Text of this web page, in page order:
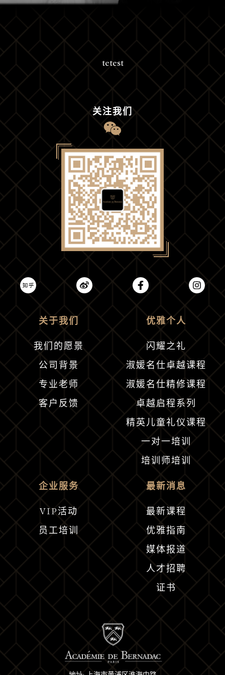
tetest
关注我们
关于我们
我们的愿景
公司背景
专业老师
客户反馈
优雅个人
闪耀之礼
淑媛名仕卓越课程
淑媛名仕精修课程
卓越启程系列
精英儿童礼仪课程
一对一培训
培训师培训
企业服务
VIP活动
员工培训
最新消息
最新课程
优雅指南
媒体报道
人才招聘
证书